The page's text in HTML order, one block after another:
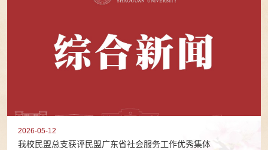
2026-05-12
我校民盟总支获评民盟广东省社会服务工作优秀集体